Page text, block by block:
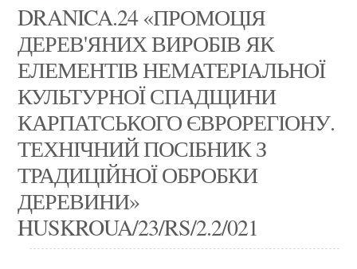
DRANICA.24 «ПРОМОЦІЯ
ДЕРЕВ'ЯНИХ ВИРОБІВ ЯК
ЕЛЕМЕНТІВ НЕМАТЕРІАЛЬНОЇ
КУЛЬТУРНОЇ СПАДЩИНИ
КАРПАТСЬКОГО ЄВРОРЕГІОНУ.
ТЕХНІЧНИЙ ПОСІБНИК З
ТРАДИЦІЙНОЇ ОБРОБКИ
ДЕРЕВИНИ»
HUSKROUA/23/RS/2.2/021